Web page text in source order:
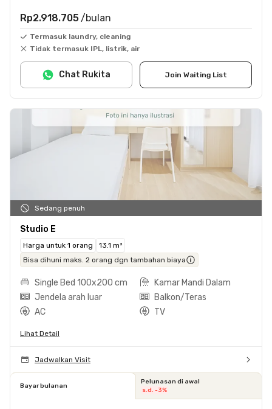
Rp2.918.705 /bulan
Termasuk laundry, cleaning
Tidak termasuk IPL, listrik, air
Join Waiting List
Chat Rukita
Sedang penuh
Studio E
Harga untuk 1 orang
13.1 m²
Bisa dihuni maks. 2 orang dgn tambahan biaya
Single Bed 100x200 cm
Kamar Mandi Dalam
Jendela arah luar
Balkon/Teras
AC
TV
Lihat Detail
Jadwalkan Visit
Bayar bulanan
Pelunasan di awal
s.d. -3%